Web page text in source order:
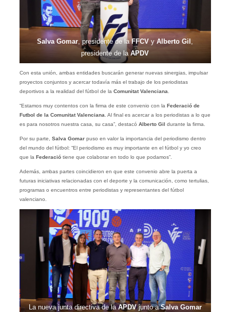
Salva Gomar, presidente de laFFCV yAlberto Gil ,
presidente de la APDV
Con esta unión, ambas entidades buscarán generar nuevas sinergias, impulsar
proyectos conjuntos y acercar todavía más el trabajo de los periodistas
deportivos a la realidad del fútbol de laComunitat Valenciana.
“Estamos muy contentos con la firma de este convenio con la Federació de
Futbol de la Comunitat Valenciana. Al final es acercar a los periodistas a lo que
es para nosotros nuestra casa, su casa”, destacó Alberto Gil durante la firma.
Por su parte, Salva Gomarpuso en valor la importancia del periodismo dentro
del mundo del fútbol: “El periodismo es muy importante en el fútbol y yo creo
que la Federaciótiene que colaborar en todo lo que podamos”.
Además, ambas partes coincidieron en que este convenio abre la puerta a
futuras iniciativas relacionadas con el deporte y la comunicación, como tertulias,
programas o encuentros entre periodistas y representantes del fútbol
valenciano.
La nueva junta directiva de laAPDVjunto aSalva Gomar